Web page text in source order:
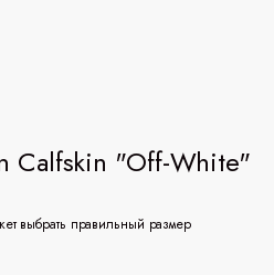
Calfskin "Off-White"
выбрать правильный размер